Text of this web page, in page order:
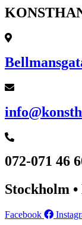
072-071 46
Stockholm
Facebook